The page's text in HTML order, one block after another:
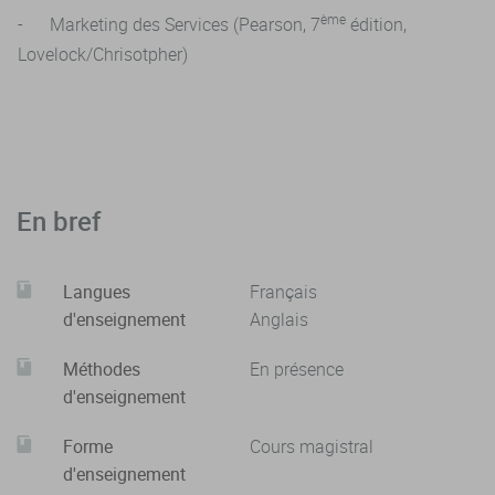
·
·Fixation d’objectifs SMART
Segmentation et ciblage digital: data-driven
Positionnement
Modèles d’affaires
- Connaissance générale du marketing digital pour un
manager.
- Marketing des Services (Pearson, 7ème édition,
Lovelock/Chrisotpher)
En bref
Langues
d'enseignement
Français
Anglais
Méthodes
d'enseignement
En présence
Forme
d'enseignement
Cours magistral